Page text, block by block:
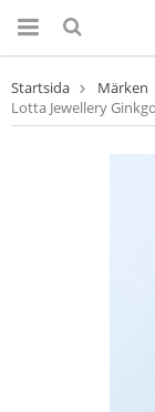
Startsida Märken
Lotta Jewellery